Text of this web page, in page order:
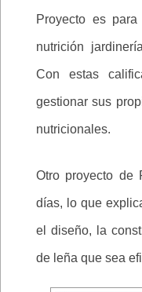
Proyecto es
nutrición
Con estas
gestionar sus
nutricionales.
Otro proyecto de
días, lo que
el diseño, la
de leña que sea